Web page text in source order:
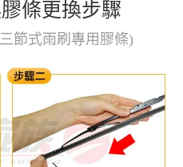
條更換步驟
節式雨刷專用膠條)